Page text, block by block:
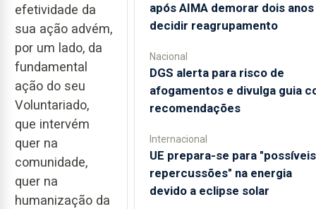
efetividade da
sua ação advém,
por um lado, da
fundamental
ação do seu
Voluntariado,
que intervém
quer na
comunidade,
quer na
humanização da
após AIMA demorar dois anos
decidir reagrupamento
Nacional
DGS alerta para risco de
afogamentos e divulga guia
recomendações
Internacional
UE prepara-se para "possíveis
repercussões" na energia
devido a eclipse solar